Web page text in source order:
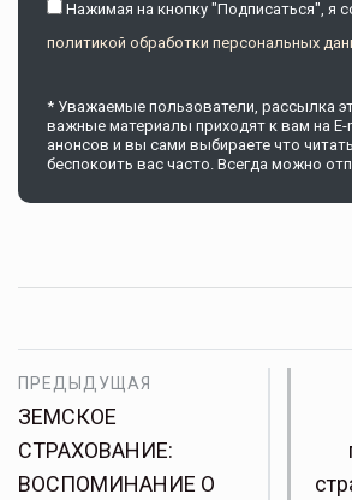
Нажимая на кнопку "Подписаться", я
политикой обработки персональных
* Уважаемые пользователи, рассылка
важные материалы приходят к вам на E-
анонсов и вы сами выбираете что
беспокоить вас часто. Всегда можно
ПРЕДЫДУЩАЯ
ЗЕМСКОЕ
СТРАХОВАНИЕ:
ВОСПОМИНАНИЕ О